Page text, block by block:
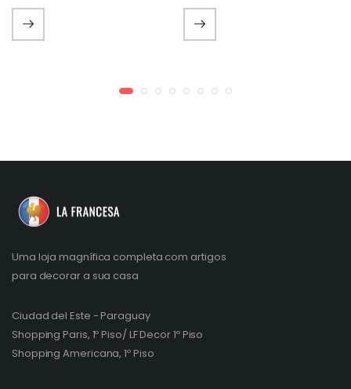
Uma loja magnífica completa com artigos
para decorar a sua casa
Ciudad del Este - Paraguay
Shopping Paris, 1º Piso/ LF Decor 1º Piso
Shopping Americana, 1º Piso